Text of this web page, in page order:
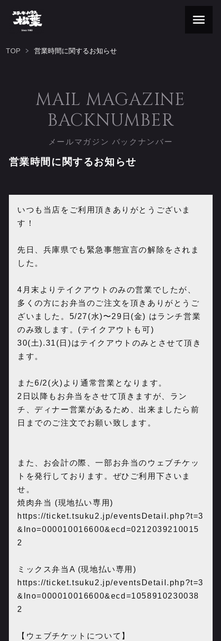
TOP 営業時間に関するお知らせ
MAIL MAGAZINE
BACKNUMBER
メールマガジン バックナンバー
営業時間に関するお知らせ
いつも当店をご利用頂きありがとうございま
す！
先日、兵庫県でも緊急事態宣言の解除をされま
した。
4月末よりテイクアウトのみの営業でしたが、
多くの方にお弁当のご注文を頂きありがとうご
ざいました。5/27(水)〜29日(金) はランチ営業
のみ致します。(テイクアウトも可)
30(土).31(日)はテイクアウトのみとさせて頂き
ます。
また6/2(火)より通常営業となります。
2日以降もお弁当をさせて頂きますが、ラン
チ、ディナー営業があるため、出来ましたら前
日までのご注文でお願い致します。
また、お会計の際、一部お弁当のウェブチケッ
トを発行しております。ぜひご利用下さいま
せ。
焼肉弁当 (現地払い専用)
https://ticket.tsuku2.jp/eventsDetail.php?t=3
&Ino=000010016600&ecd=0212039210015
2
ミックス弁当A (現地払い専用)
https://ticket.tsuku2.jp/eventsDetail.php?t=3
&Ino=000010016600&ecd=1058910230038
2
【ウェブチケットについて】